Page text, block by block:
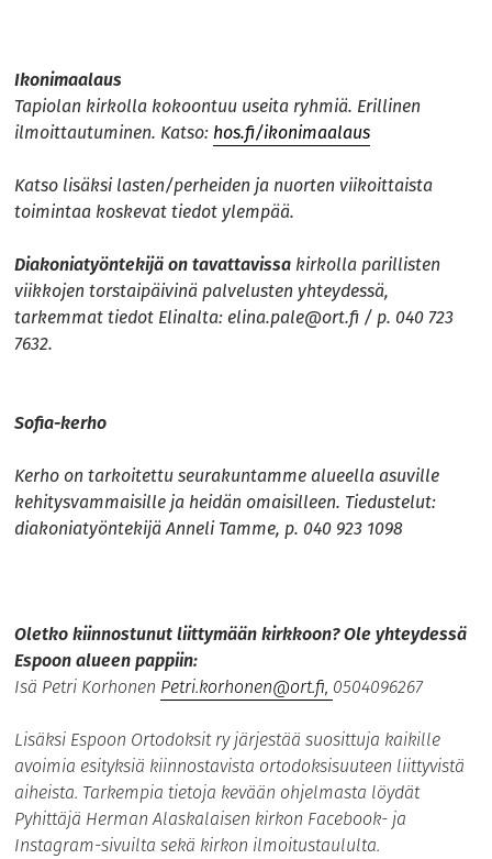
Ikonimaalaus
Tapiolan kirkolla kokoontuu useita ryhmiä. Erillinen
ilmoittautuminen. Katso: hos.fi/ikonimaalaus
Katso lisäksi lasten/perheiden ja nuorten viikoittaista
toimintaa koskevat tiedot ylempää.
Diakoniatyöntekijä on tavattavissa kirkolla parillisten
viikkojen torstaipäivinä palvelusten yhteydessä,
tarkemmat tiedot Elinalta:elina.pale@ort.fi / p. 040 723
7632.
Sofia-kerho
Kerho on tarkoitettu seurakuntamme alueella asuville
kehitysvammaisille ja heidän omaisilleen. Tiedustelut:
diakoniatyöntekijä Anneli Tamme, p. 040 923 1098
Oletko kiinnostunut liittymään kirkkoon? Ole yhteydessä
Espoon alueen pappiin:
Isä Petri Korhonen Petri.korhonen@ort.fi, 0504096267
Lisäksi Espoon Ortodoksit ry järjestää suosittuja kaikille
avoimia esityksiä kiinnostavista ortodoksisuuteen liittyvistä
aiheista. Tarkempia tietoja kevään ohjelmasta löydät
Pyhittäjä Herman Alaskalaisen kirkon Facebook- ja
Instagram-sivuilta sekä kirkon ilmoitustaululta.